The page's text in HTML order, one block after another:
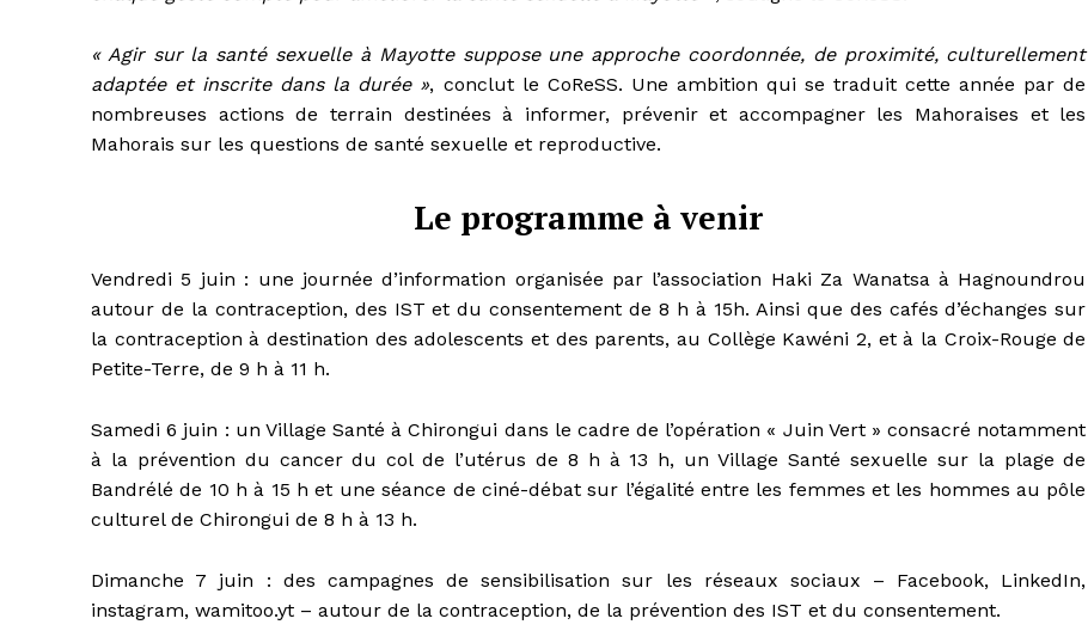
« Agir sur la santé sexuelle à Mayotte suppose une approche coordonnée, de proximité, culturellement
adaptée et inscrite dans la durée », conclut le CoReSS. Une ambition qui se traduit cette année par de
nombreuses actions de terrain destinées à informer, prévenir et accompagner les Mahoraises et les
Mahorais sur les questions de santé sexuelle et reproductive.
Le programme à venir
Vendredi 5 juin : une journée d’information organisée par l’association Haki Za Wanatsa à Hagnoundrou
autour de la contraception, des IST et du consentement de 8 h à 15h. Ainsi que des cafés d’échanges sur
la contraception à destination des adolescents et des parents, au Collège Kawéni 2, et à la Croix-Rouge de
Petite-Terre, de 9 h à 11 h.
Samedi 6 juin : un Village Santé à Chirongui dans le cadre de l’opération « Juin Vert » consacré notamment
à la prévention du cancer du col de l’utérus de 8 h à 13 h, un Village Santé sexuelle sur la plage de
Bandrélé de 10 h à 15 h et une séance de ciné-débat sur l’égalité entre les femmes et les hommes au pôle
culturel de Chirongui de 8 h à 13 h.
Dimanche 7 juin : des campagnes de sensibilisation sur les réseaux sociaux – Facebook, LinkedIn,
instagram, wamitoo.yt – autour de la contraception, de la prévention des IST et du consentement.